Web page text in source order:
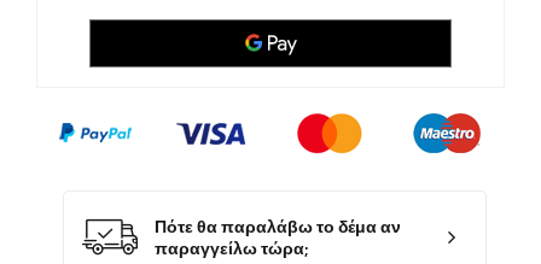
Πότε θα παραλάβω το δέμα αν
παραγγείλω τώρα;